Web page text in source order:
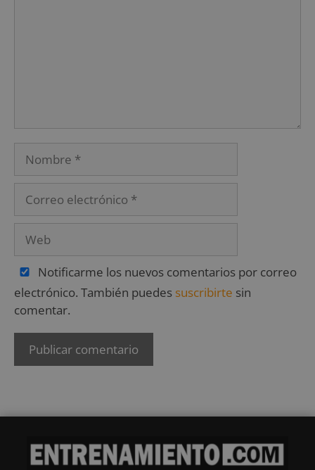
Notificarme los nuevos comentarios por correo
electrónico. También puedes suscribirte sin
comentar.